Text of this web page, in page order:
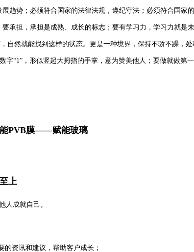
趋势；必须符合国家的法律法规，遵纪守法；必须符合国
承担，承担是成熟、成长的标志；要有学习力，学习力就是
自然就能找到这样的状态。更是一种境界，保持不骄不躁，
字“1”，形似竖起大拇指的手掌，意为赞美他人；要做就做第
能PVB膜——赋能玻璃
上
人成就自己。
的资讯和建议，帮助客户成长；